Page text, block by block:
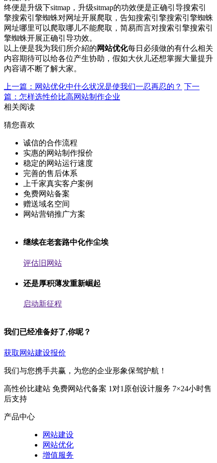
终便是升级下sitmap，升级sitmap的功效便是正确引导搜索引
擎搜索引擎蜘蛛对网址开展爬取，告知搜索引擎搜索引擎蜘蛛
网址哪里可以爬取哪儿不能爬取，简易而言对搜索引擎搜索引
擎蜘蛛开展正确引导功效。
以上便是我为我们所介紹的 网站优化每日必须做的有什么相关
内容期待可以给各位产生协助，假如大伙儿还想掌握大量提升
內容请不断了解大家。
上一篇：网站优化中什么状况是使我们一忍再忍的？ 下一
篇：怎样选性价比高网站制作企业
相关阅读
猜您喜欢
诚信的合作流程
实惠的网站制作报价
稳定的网站运行速度
完善的售后体系
上千家真实客户案例
免费网站备案
赠送域名空间
网站营销推广方案
继续在老套路中化作尘埃
评估旧网站
还是厚积薄发重新崛起
启动新征程
我们已经准备好了,你呢？
获取网站建设报价
我们与您携手共赢，为您的企业形象保驾护航！
高性价比建站 免费网站代备案 1对1原创设计服务 7×24小时售
后支持
产品中心
网站建设
网站优化
增值服务